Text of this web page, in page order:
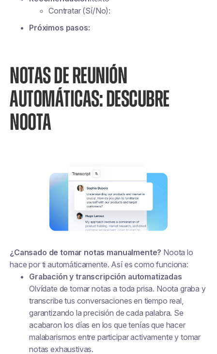
Contratar (Sí/No):
Próximos pasos:
NOTAS DE REUNIÓN
AUTOMÁTICAS: DESCUBRE
NOOTA
¿Cansado de tomar notas manualmente? Noota lo
hace por ti automáticamente. Así es como funciona:
Grabación y transcripción automatizadas
Olvídate de tomar notas a toda prisa. Noota graba y
transcribe tus conversaciones en tiempo real,
garantizando la precisión de cada palabra. Se
acabaron los días en los que tenías que hacer
malabarismos entre participar activamente y tomar
notas exhaustivas.